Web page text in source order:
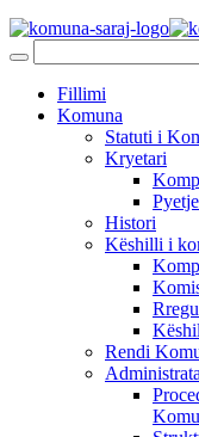
Fillimi
Komuna
Statuti i
Kryetari
Histori
Këshilli i
Rendi
Administrata